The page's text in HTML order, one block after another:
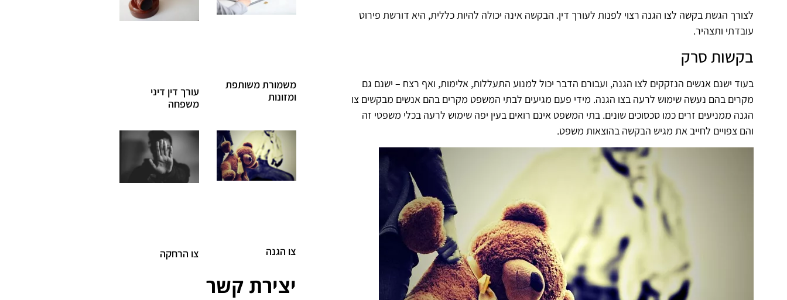
לצורך הגשת בקשה לצו הגנה רצוי לפנות לעורך דין. הבקשה אינה יכולה להיות כללית, היא דורשת פירוט
עובדתי ותצהיר.
בקשות סרק
בעוד ישנם אנשים הנזקקים לצו הגנה, ועבורם הדבר יכול למנוע התעללות, אלימות, ואף רצח – ישנם גם
מקרים בהם נעשה שימוש לרעה בצו הגנה. מידי פעם מגיעים לבתי המשפט מקרים בהם אנשים מבקשים צו
הגנה ממניעים זרים כמו סכסוכים שונים. בתי המשפט אינם רואים בעין יפה שימוש לרעה בכלי משפטי זה
והם צפויים לחייב את מגיש הבקשה בהוצאות משפט.
משמורת משותפת
ומזונות
עורך דין דיני
משפחה
צו הגנה צו הרחקה
יצירת קשר